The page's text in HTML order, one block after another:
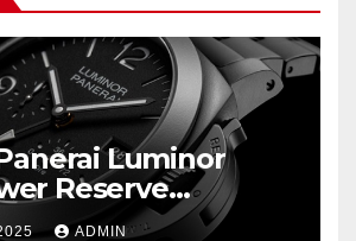
Luminor
Reserve
und mehr
ADMIN